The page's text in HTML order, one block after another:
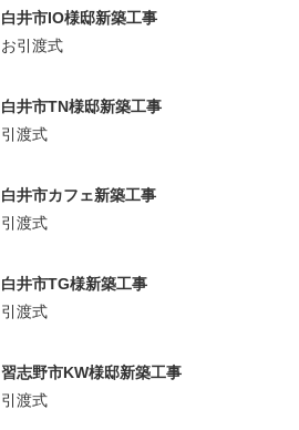
白井市IO様邸新築工事
お引渡式
白井市TN様邸新築工事
引渡式
白井市カフェ新築工事
引渡式
白井市TG様新築工事
引渡式
習志野市KW様邸新築工事
引渡式